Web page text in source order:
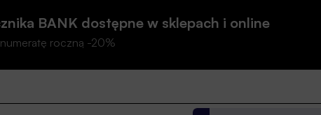
BANK dostępne w sklepach i online
roczną -20%